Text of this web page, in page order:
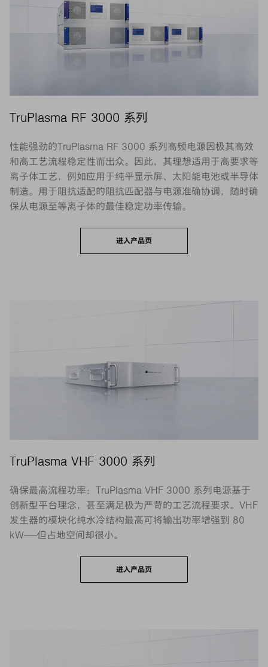
TruPlasma RF 3000 系列
性能强劲的TruPlasma RF 3000 系列高频电源因极其高效
和高工艺流程稳定性而出众。因此，其理想适用于高要求等
离子体工艺，例如应用于纯平显示屏、太阳能电池或半导体
制造。用于阻抗适配的阻抗匹配器与电源准确协调，随时确
保从电源至等离子体的最佳稳定功率传输。
进入产品页
TruPlasma VHF 3000 系列
确保最高流程功率：TruPlasma VHF 3000 系列电源基于
创新型平台理念，甚至满足极为严苛的工艺流程要求。VHF
发生器的模块化纯水冷结构最高可将输出功率增强到 80
kW——但占地空间却很小。
进入产品页